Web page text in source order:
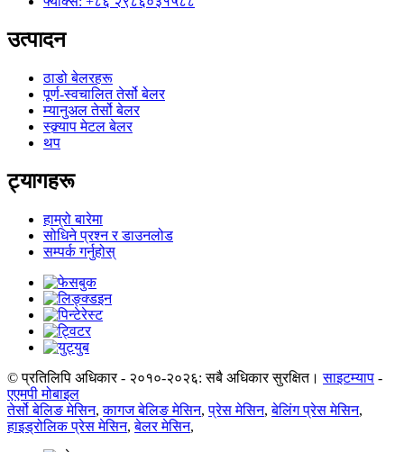
उत्पादन
ठाडो बेलरहरू
पूर्ण-स्वचालित तेर्सो बेलर
म्यानुअल तेर्सो बेलर
स्क्र्याप मेटल बेलर
थप
ट्यागहरू
हाम्रो बारेमा
सोधिने प्रश्न र डाउनलोड
सम्पर्क गर्नुहोस्
© प्रतिलिपि अधिकार - २०१०-२०२६: सबै अधिकार सुरक्षित। साइटम्याप -
एएमपी मोबाइल
तेर्सो बेलिङ मेसिन,कागज बेलिङ मेसिन,प्रेस मेसिन,बेलिंग प्रेस मेसिन,
हाइड्रोलिक प्रेस मेसिन,बेलर मेसिन,